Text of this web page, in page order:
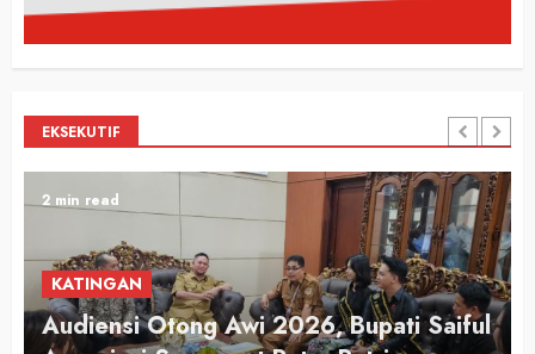
EKSEKUTIF
2 min read
KATINGAN
Audiensi Otong Awi 2026, Bupati Saiful